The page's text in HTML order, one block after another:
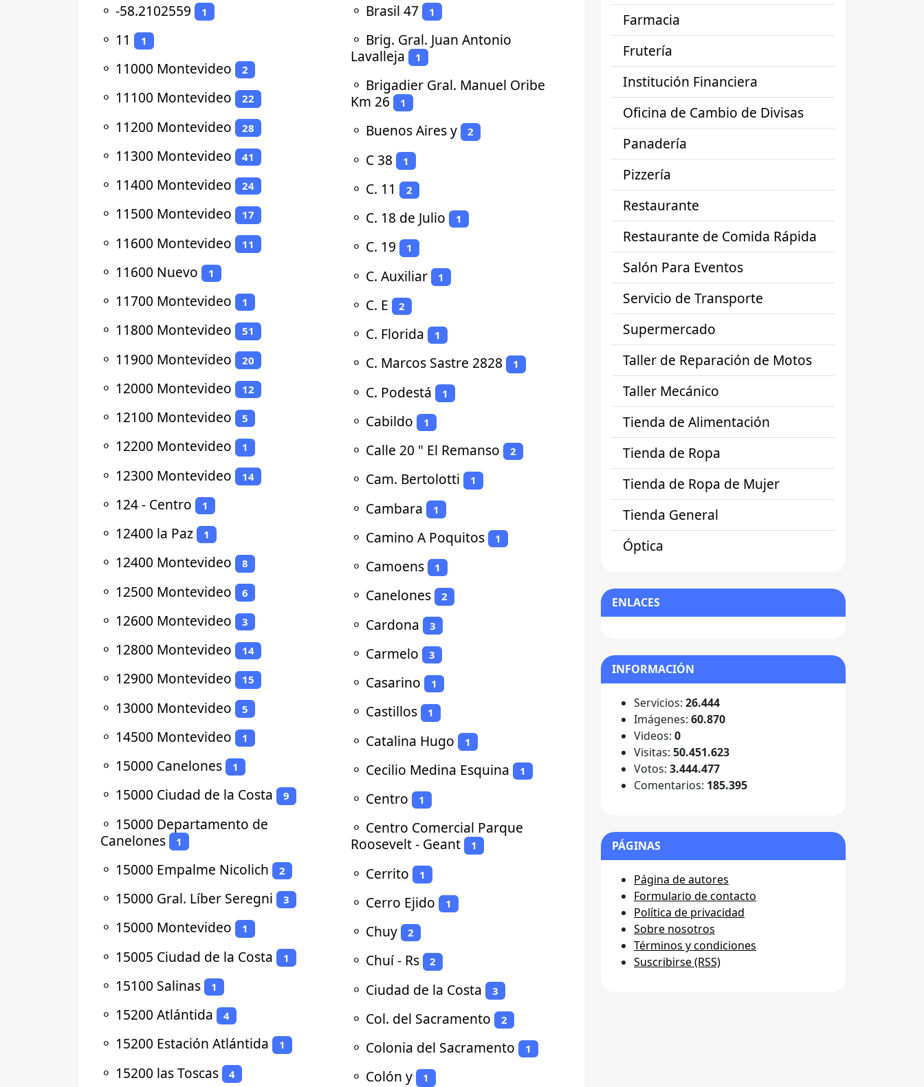
⚬ -58.2102559 1
⚬ 11 1
⚬ 11000 Montevideo 2
⚬ 11100 Montevideo 22
⚬ 11200 Montevideo 28
⚬ 11300 Montevideo 41
⚬ 11400 Montevideo 24
⚬ 11500 Montevideo 17
⚬ 11600 Montevideo 11
⚬ 11600 Nuevo 1
⚬ 11700 Montevideo 1
⚬ 11800 Montevideo 51
⚬ 11900 Montevideo 20
⚬ 12000 Montevideo 12
⚬ 12100 Montevideo 5
⚬ 12200 Montevideo 1
⚬ 12300 Montevideo 14
⚬ 124 - Centro 1
⚬ 12400 la Paz 1
⚬ 12400 Montevideo 8
⚬ 12500 Montevideo 6
⚬ 12600 Montevideo 3
⚬ 12800 Montevideo 14
⚬ 12900 Montevideo 15
⚬ 13000 Montevideo 5
⚬ 14500 Montevideo 1
⚬ 15000 Canelones 1
⚬ 15000 Ciudad de la Costa 9
⚬ 15000 Departamento de
Canelones
1
⚬ 15000 Empalme Nicolich 2
⚬ 15000 Gral. Líber Seregni 3
⚬ 15000 Montevideo 1
⚬ 15005 Ciudad de la Costa 1
⚬ 15100 Salinas 1
⚬ 15200 Atlántida 4
⚬ 15200 Estación Atlántida 1
⚬ 15200 las Toscas 4
⚬ Brasil 47 1
⚬ Brig. Gral. Juan Antonio
Lavalleja
1
⚬ Brigadier Gral. Manuel Oribe
Km 26
1
⚬ Buenos Aires y 2
⚬ C 38 1
⚬ C. 11 2
⚬ C. 18 de Julio 1
⚬ C. 19 1
⚬ C. Auxiliar 1
⚬ C. E 2
⚬ C. Florida 1
⚬ C. Marcos Sastre 2828 1
⚬ C. Podestá 1
⚬ Cabildo 1
⚬ Calle 20 " El Remanso 2
⚬ Cam. Bertolotti 1
⚬ Cambara 1
⚬ Camino A Poquitos 1
⚬ Camoens 1
⚬ Canelones 2
⚬ Cardona 3
⚬ Carmelo 3
⚬ Casarino 1
⚬ Castillos 1
⚬ Catalina Hugo 1
⚬ Cecilio Medina Esquina 1
⚬ Centro 1
⚬ Centro Comercial Parque
Roosevelt - Geant
1
⚬ Cerrito 1
⚬ Cerro Ejido 1
⚬ Chuy 2
⚬ Chuí - Rs 2
⚬ Ciudad de la Costa 3
⚬ Col. del Sacramento 2
⚬ Colonia del Sacramento 1
⚬ Colón y 1
Farmacia
Frutería
Institución Financiera
Oficina de Cambio de Divisas
Panadería
Pizzería
Restaurante
Restaurante de Comida Rápida
Salón Para Eventos
Servicio de Transporte
Supermercado
Taller de Reparación de Motos
Taller Mecánico
Tienda de Alimentación
Tienda de Ropa
Tienda de Ropa de Mujer
Tienda General
Óptica
ENLACES
INFORMACIÓN
Servicios: 26.444
Imágenes: 60.870
Videos: 0
Visitas: 50.451.623
Votos: 3.444.477
Comentarios: 185.395
PÁGINAS
Página de autores
Formulario de contacto
Política de privacidad
Sobre nosotros
Términos y condiciones
Suscribirse (RSS)